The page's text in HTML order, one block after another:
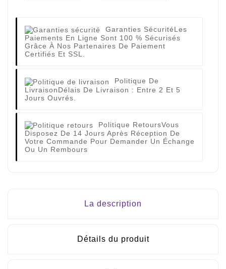
Garanties SécuritéLes
Paiements En Ligne Sont 100 % Sécurisés
Grâce À Nos Partenaires De Paiement
Certifiés Et SSL.
Politique De
LivraisonDélais De Livraison : Entre 2 Et 5
Jours Ouvrés.
Politique RetoursVous
Disposez De 14 Jours Après Réception De
Votre Commande Pour Demander Un Échange
Ou Un Rembours
La description
Détails du produit